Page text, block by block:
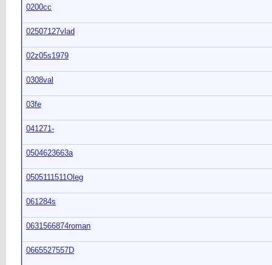
0200cc
02507127vlad
02z05s1979
0308val
03fe
041271-
0504623663a
0505111511Oleg
061284s
0631566874roman
0665527557D